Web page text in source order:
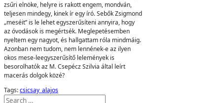
zsűri elnöke, helyre is rakott engem, mondván,
teljesen mindegy, kinek ír egy író. Sebők Zsigmond
„meséit” is le lehet egyszerűsíteni annyira, hogy
az óvodások is megértsék. Meglepetésemben
nyeltem egy nagyot, és hallgattam róla mindmáig.
Azonban nem tudom, nem lennének-e az ilyen
okos mese-leegyszerűsítő lelemények is
besorolhatók az M. Csepécz Szilvia által leírt
macerás dolgok közé?
Tags:csicsay_alajos